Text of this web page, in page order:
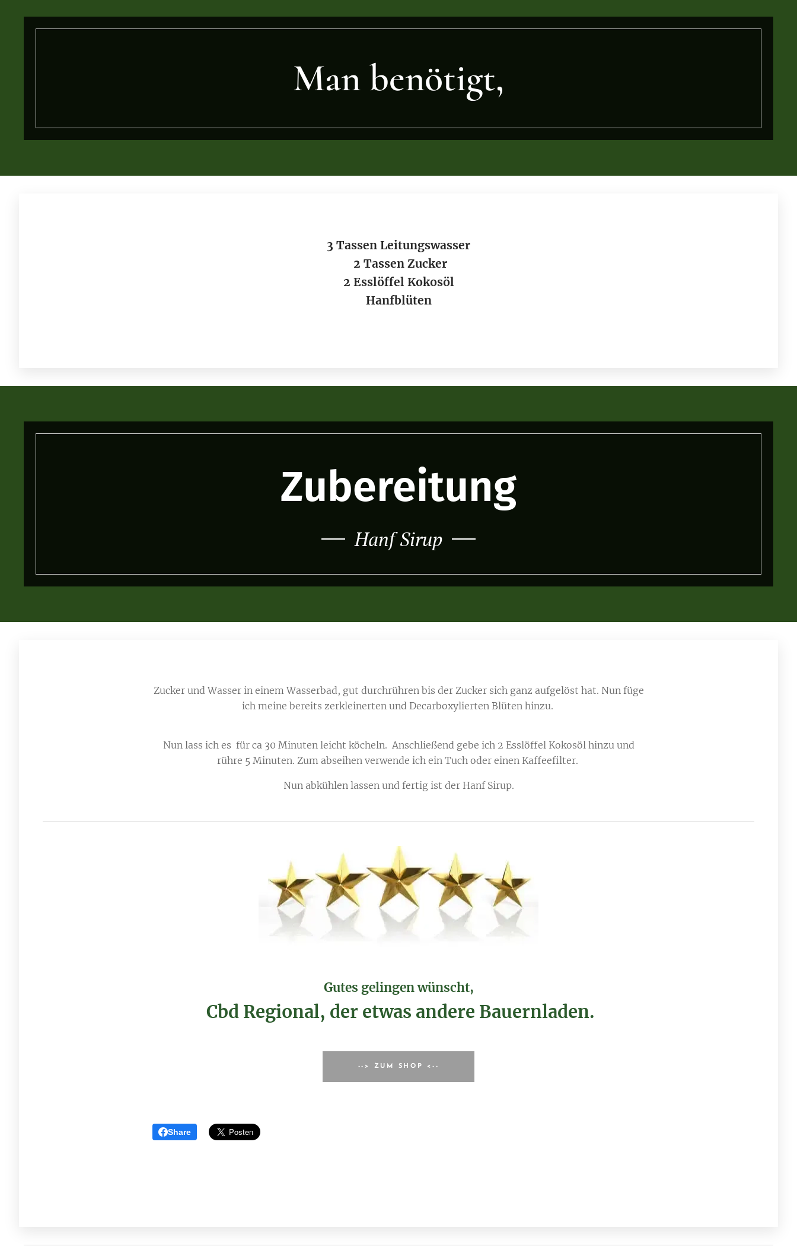
Man benötigt,
3 Tassen Leitungswasser
2 Tassen Zucker
2 Esslöffel Kokosöl
Hanfblüten
Zubereitung
Hanf Sirup
Zucker und Wasser in einem Wasserbad, gut durchrühren bis der Zucker sich ganz aufgelöst hat. Nun füge
ich meine bereits zerkleinerten und Decarboxylierten Blüten hinzu.
Nun lass ich es für ca 30 Minuten leicht köcheln. Anschließend gebe ich 2 Esslöffel Kokosöl hinzu und
rühre 5 Minuten. Zum abseihen verwende ich ein Tuch oder einen Kaffeefilter.
Nun abkühlen lassen und fertig ist der Hanf Sirup.
Gutes gelingen wünscht,
Cbd Regional, der etwas andere Bauernladen.
--> ZUM SHOP <--
Share